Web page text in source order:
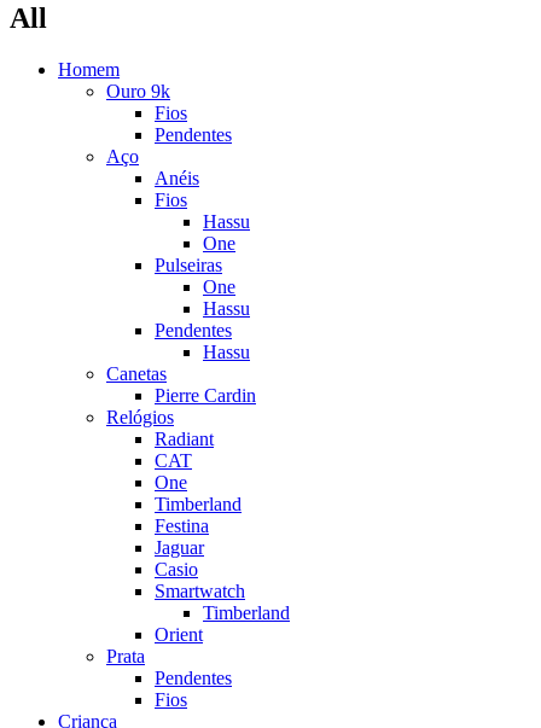
All
Homem
Ouro 9k
Fios
Pendentes
Aço
Anéis
Fios
Hassu
One
Pulseiras
One
Hassu
Pendentes
Hassu
Canetas
Pierre Cardin
Relógios
Radiant
CAT
One
Timberland
Festina
Jaguar
Casio
Smartwatch
Timberland
Orient
Prata
Pendentes
Fios
Criança